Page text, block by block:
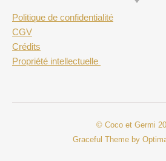
Politique de confidentialité
CGV
Crédits
Propriété intellectuelle
© Coco et Germi
Graceful Theme by